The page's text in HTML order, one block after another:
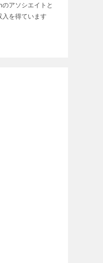
アソシエイトと
入を得ています